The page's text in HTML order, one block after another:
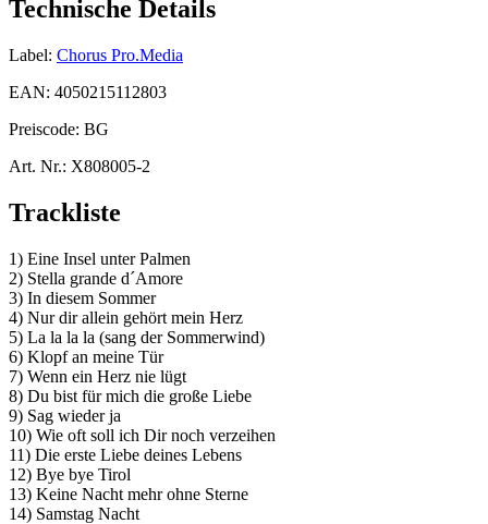
Technische Details
Label: Chorus Pro.Media
EAN: 4050215112803
Preiscode: BG
Art. Nr.: X808005-2
Trackliste
1) Eine Insel unter Palmen
2) Stella grande d´Amore
3) In diesem Sommer
4) Nur dir allein gehört mein Herz
5) La la la la (sang der Sommerwind)
6) Klopf an meine Tür
7) Wenn ein Herz nie lügt
8) Du bist für mich die große Liebe
9) Sag wieder ja
10) Wie oft soll ich Dir noch verzeihen
11) Die erste Liebe deines Lebens
12) Bye bye Tirol
13) Keine Nacht mehr ohne Sterne
14) Samstag Nacht